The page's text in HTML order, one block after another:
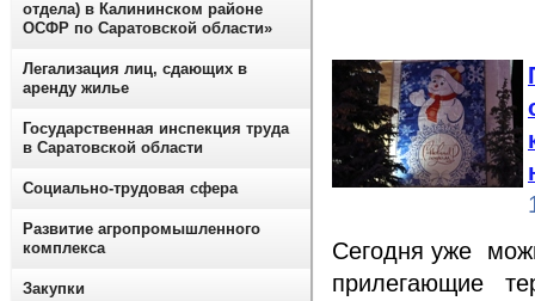
Сегодня уже
прилегающие
отдела) в Калининском районе
ОСФР по Саратовской области»
Легализация лиц, сдающих в
аренду жилье
Государственная инспекция труда
в Саратовской области
Социально-трудовая сфера
Развитие агропромышленного
комплекса
Закупки